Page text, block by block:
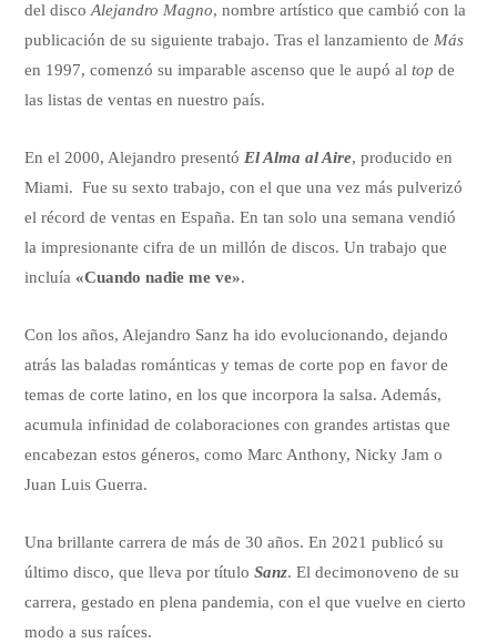
del discoAlejandro Magno, nombre artístico que cambió con la
publicación de su siguiente trabajo. Tras el lanzamiento de Más
en 1997, comenzó su imparable ascenso que le aupó altop de
las listas de ventas en nuestro país.
En el 2000, Alejandro presentó El Alma al Aire, producido en
Miami. Fue su sexto trabajo, con el que una vez más pulverizó
el récord de ventas en España. En tan solo una semana vendió
la impresionante cifra de un millón de discos. Un trabajo que
incluía «Cuando nadie me ve».
Con los años, Alejandro Sanz ha ido evolucionando, dejando
atrás las baladas románticas y temas de corte pop en favor de
temas de corte latino, en los que incorpora la salsa. Además,
acumula infinidad de colaboraciones con grandes artistas que
encabezan estos géneros, como Marc Anthony, Nicky Jam o
Juan Luis Guerra.
Una brillante carrera de más de 30 años. En 2021 publicó su
último disco, que lleva por títuloSanz. El decimonoveno de su
carrera, gestado en plena pandemia, con el que vuelve en cierto
modo a sus raíces.